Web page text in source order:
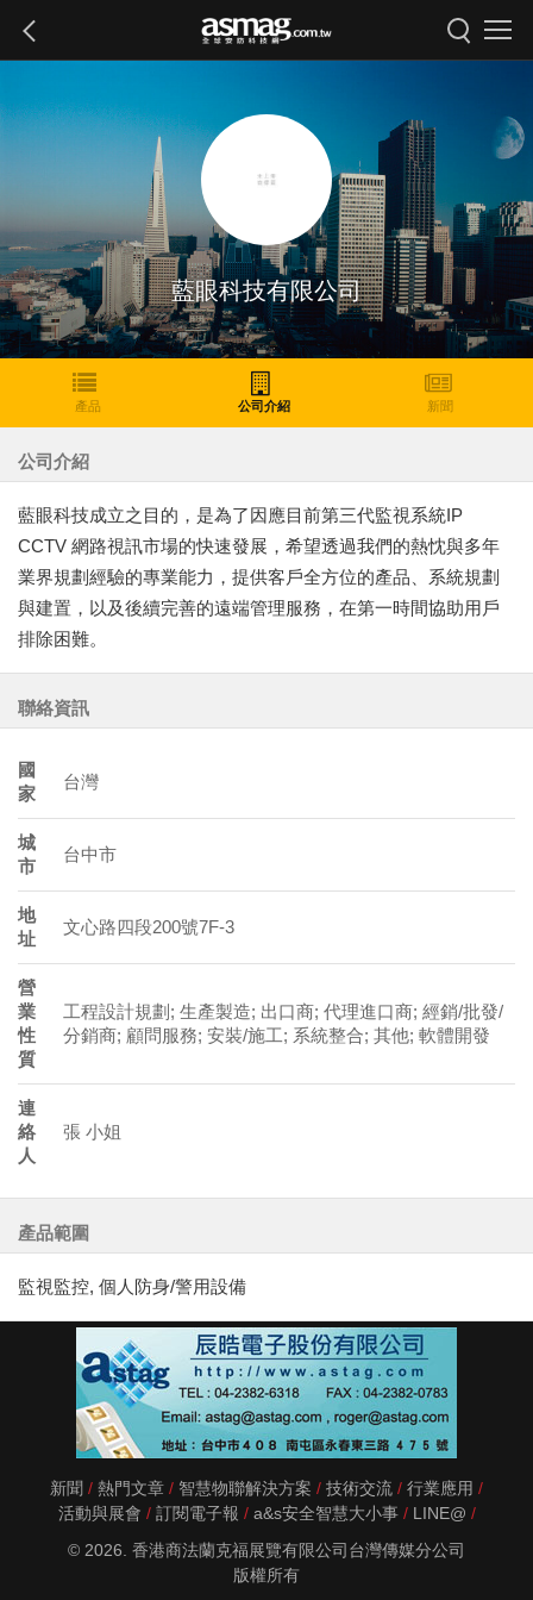
藍眼科技有限公司
產品 公司介紹 新聞
公司介紹
藍眼科技成立之目的，是為了因應目前第三代監視系統IP
CCTV 網路視訊市場的快速發展，希望透過我們的熱忱與多年
業界規劃經驗的專業能力，提供客戶全方位的產品、系統規劃
與建置，以及後續完善的遠端管理服務，在第一時間協助用戶
排除困難。
聯絡資訊
國
家
台灣
城
市
台中市
地
址
文心路四段200號7F-3
營
業
性
質
工程設計規劃; 生產製造; 出口商; 代理進口商; 經銷/批發/
分銷商; 顧問服務; 安裝/施工; 系統整合; 其他; 軟體開發
連
絡
人
張 小姐
產品範圍
監視監控, 個人防身/警用設備
新聞 熱門文章 智慧物聯解決方案 技術交流
行業應用
活動與展會
訂閱電子報 a&s安全智慧大小事
LINE@
© 2026. 香港商法蘭克福展覽有限公司台灣傳媒分公司
版權所有